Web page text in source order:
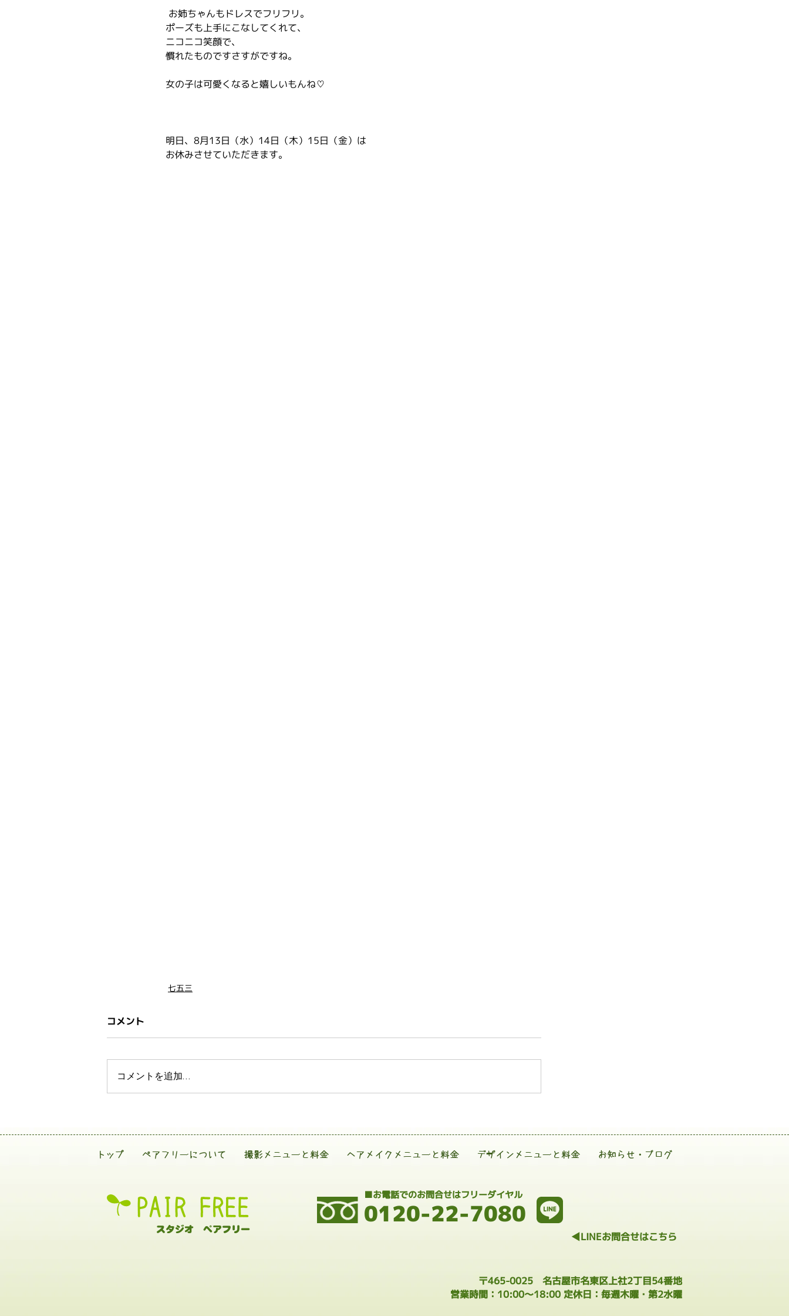
お姉ちゃんもドレスでフリフリ。
ポーズも上手にこなしてくれて、
ニコニコ笑顔で、
慣れたものですさすがですね。
女の子は可愛くなると嬉しいもんね♡
明日、8月13日（水）14日（木）15日（金）は
お休みさせていただきます。
七五三
コメント
コメントを追加…
トップ ペアフリーについて 撮影メニューと料金 ヘアメイクメニューと料金 デザインメニューと料金 お知らせ・ブログ
0120-22-7080
■お電話でのお問合せはフリーダイヤル
◀LINEお問合せはこちら
〒465-0025 名古屋市名東区上社2丁目54番地
営業時間：10:00～18:00 定休日：毎週木曜・第2水曜